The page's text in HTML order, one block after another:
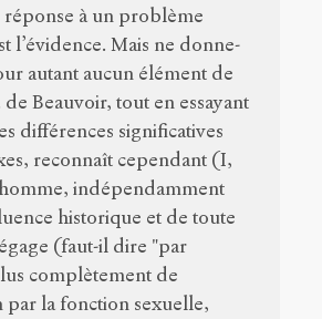
réponse à un problème
l’évidence. Mais ne donne-
autant aucun élément de
de Beauvoir, tout en essayant
différences significatives
reconnaît cependant (I,
indépendamment
historique et de toute
(faut-il dire "par
complètement de
par la fonction sexuelle,